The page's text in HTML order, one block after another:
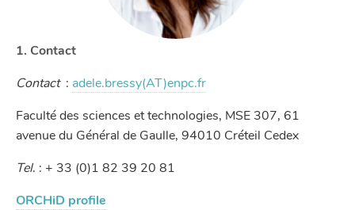
1. Contact
Contact : adele.bressy(AT)enpc.fr
Faculté des sciences et technologies, MSE 307, 61
avenue du Général de Gaulle, 94010 Créteil Cedex
Tel. : + 33 (0)1 82 39 20 81
ORCHiD profile